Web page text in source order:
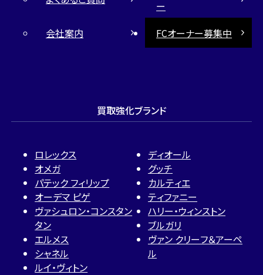
ー
会社案内
FCオーナー募集中
買取強化ブランド
ロレックス
オメガ
パテック フィリップ
オーデマ ピゲ
ヴァシュロン・コンスタン
タン
エルメス
シャネル
ルイ・ヴィトン
ディオール
グッチ
カルティエ
ティファニー
ハリー・ウィンストン
ブルガリ
ヴァン クリーフ＆アーペ
ル